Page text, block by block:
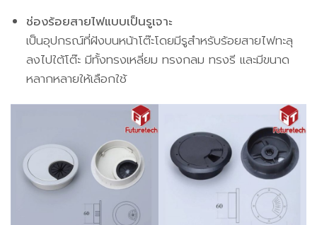
ช่องร้อยสายไฟแบบเป็นรูเจาะ
เป็นอุปกรณ์ที่ฝังบนหน้าโต๊ะโดยมีรูสำหรับร้อยสายไฟทะลุ
ลงไปใต้โต๊ะ มีทั้งทรงเหลี่ยม ทรงกลม ทรงรี และมีขนาด
หลากหลายให้เลือกใช้